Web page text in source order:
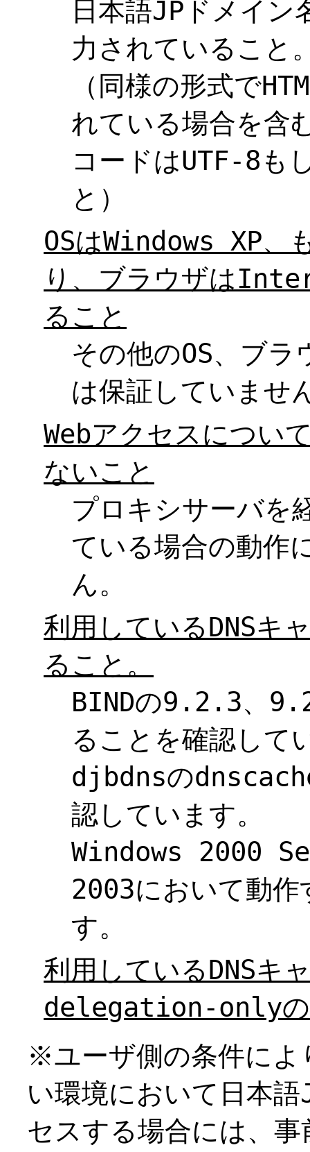
日本語JPドメイン
力されていること
（同様の形式で
れている場合を含
コードはUTF-8
と）
OSはWindows XP、
り、ブラウザは
ること
その他のOS、ブ
は保証していませ
Webアクセスについ
ないこと
プロキシサーバを
ている場合の動作
ん。
利用しているDNSキ
ること。
BINDの9.2.3、
ることを確認して
djbdnsの
認しています。
Windows 2000
2003において動
す。
利用しているDNSキ
delegation-onlyの
※ユーザ側の条件によ
い環境において日本
セスする場合には、